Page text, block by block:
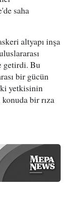
saha
altyapı inşa
getirdi. Bu
bir gücün
yetkisinin
bir rıza